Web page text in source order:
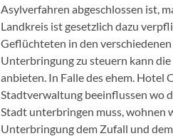
Asylverfahren abgeschlossen ist,
Landkreis ist gesetzlich dazu
Geflüchteten in den
Unterbringung zu steuern kann
anbieten. In Falle des ehem. Hotel
Stadtverwaltung beeinflussen wo
Stadt unterbringen muss, wohnen
Unterbringung dem Zufall und